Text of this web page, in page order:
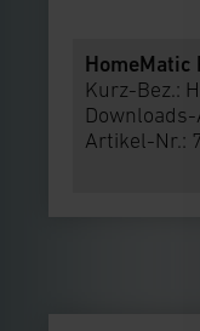
Kurz-Bez.:
Artikel-Nr.: